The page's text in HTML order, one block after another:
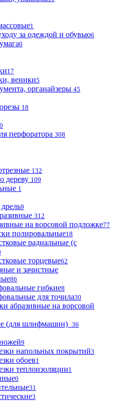
1
за одеждой и обувью6
0
17
веники5
органайзеры 45
18
перфоратора 308
132
дереву 109
1
9
312
на ворсовой подложке77
полировальные18
радиальные (с
торцевые62
и зачистные
86
гибкие8
для точила30
абразивные на ворсовой
(для шлифмашин) 36
9
напольных покрытий3
обоев1
теплоизоляции1
0
31
3